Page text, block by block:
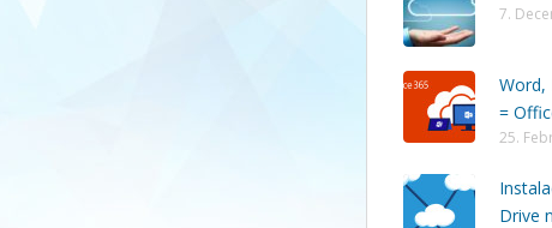
7.
Word,
=
25.
Drive